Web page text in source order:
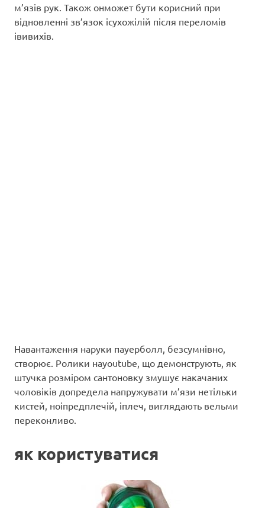
м’язів рук. Також онможет бути корисний при
відновленні зв’язок ісухожілій після переломів
івивихів.
Навантаження наруки пауерболл, безсумнівно,
створює. Ролики наyoutube, що демонструють, як
штучка розміром сантоновку змушує накачаних
чоловіків допредела напружувати м’язи нетільки
кистей, ноіпредплечій, іплеч, виглядають вельми
переконливо.
як користуватися